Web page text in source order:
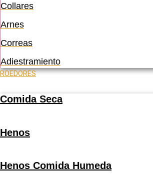
Collares
Arnes
Correas
Adiestramiento
ROEDORES
Comida Seca
Henos
Henos Comida Humeda